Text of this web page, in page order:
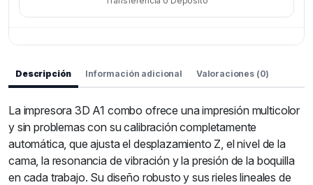
Descripción Información adicional Valoraciones (0)
La impresora 3D A1 combo ofrece una impresión multicolor
y sin problemas con su calibración completamente
automática, que ajusta el desplazamiento Z, el nivel de la
cama, la resonancia de vibración y la presión de la boquilla
en cada trabajo. Su diseño robusto y sus rieles lineales de